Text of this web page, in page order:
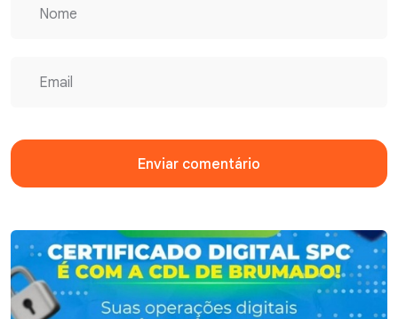
Enviar comentário